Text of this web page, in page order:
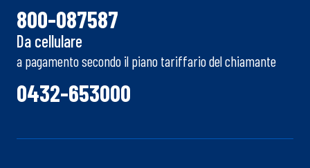
800-087587
Da cellulare
a pagamento secondo il piano tariffario del chiamante
0432-653000